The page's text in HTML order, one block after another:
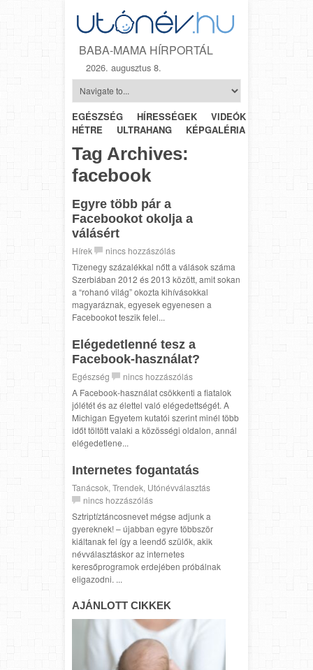
BABA-MAMA HÍRPORTÁL
2026. augusztus 8.
EGÉSZSÉG HÍRESSÉGEK VIDEÓK
HÉTRŐL-
HÉTRE
ULTRAHANG KÉPGALÉRIA
Tag Archives:
facebook
Egyre több pár a
Facebookot okolja a
válásért
Hírek
nincs hozzászólás
Tizenegy százalékkal nőtt a válások száma
Szerbiában 2012 és 2013 között, amit sokan
a “rohanó világ” okozta kihívásokkal
magyaráznak, egyesek egyenesen a
Facebookot teszik felel...
Elégedetlenné tesz a
Facebook-használat?
Egészség
nincs hozzászólás
A Facebook-használat csökkenti a fiatalok
jólétét és az élettel való elégedettségét. A
Michigan Egyetem kutatói szerint minél több
időt töltött valaki a közösségi oldalon, annál
elégedetlene...
Internetes fogantatás
Tanácsok, Trendek, Utónévválasztás
nincs hozzászólás
Sztriptíztáncosnevet mégse adjunk a
gyereknek! – újabban egyre többször
kiáltanak fel így a leendő szülők, akik
névválasztáskor az internetes
keresőprogramok erdejében próbálnak
eligazodni. ...
AJÁNLOTT CIKKEK